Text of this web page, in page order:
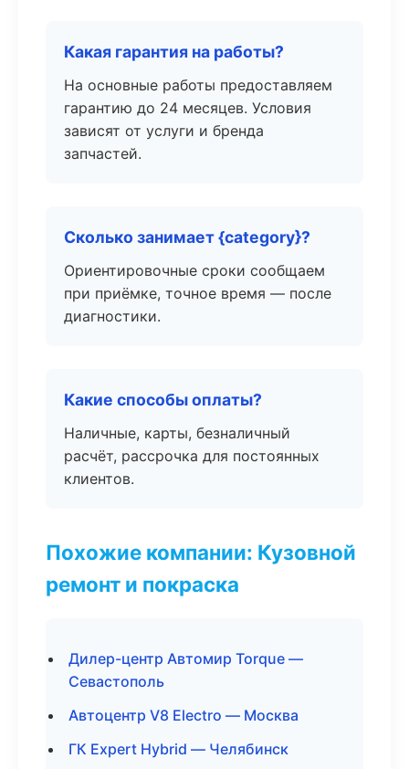
Какая гарантия на работы?
На основные работы предоставляем
гарантию до 24 месяцев. Условия
зависят от услуги и бренда
запчастей.
Сколько занимает {category}?
Ориентировочные сроки сообщаем
при приёмке, точное время — после
диагностики.
Какие способы оплаты?
Наличные, карты, безналичный
расчёт, рассрочка для постоянных
клиентов.
Похожие компании: Кузовной
ремонт и покраска
Дилер-центр Автомир Torque —
Севастополь
Автоцентр V8 Electro — Москва
ГК Expert Hybrid — Челябинск